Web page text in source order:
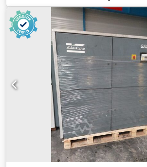
Chedpfx Aozrtbiebuja Année de